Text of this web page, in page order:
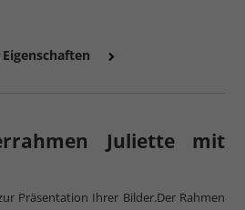
Eigenschaften
Juliette mit
Präsentation Ihrer Bilder.Der Rahmen